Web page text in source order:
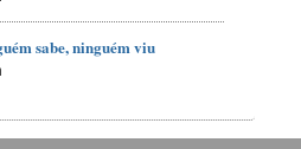
sabe, ninguém viu